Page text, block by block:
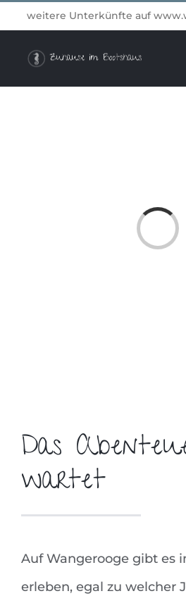
Zum
springen
weitere Unterkünfte auf
Loading...
Das
wartet
Auf Wangerooge gibt es
erleben, egal zu welcher